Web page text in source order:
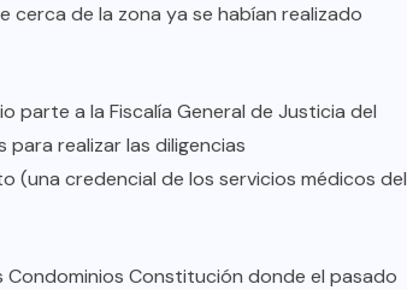
cerca de la zona ya se habían realizado
parte a la Fiscalía General de Justicia del
realizar las diligencias
credencial de los servicios médicos del
Constitución donde el pasado